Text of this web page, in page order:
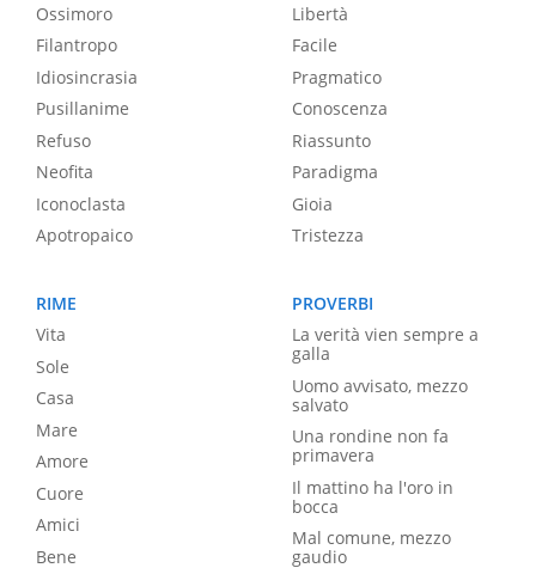
Ossimoro
Filantropo
Idiosincrasia
Pusillanime
Refuso
Neofita
Iconoclasta
Apotropaico
Libertà
Facile
Pragmatico
Conoscenza
Riassunto
Paradigma
Gioia
Tristezza
RIME
Vita
Sole
Casa
Mare
Amore
Cuore
Amici
Bene
PROVERBI
La verità vien sempre a
galla
Uomo avvisato, mezzo
salvato
Una rondine non fa
primavera
Il mattino ha l'oro in
bocca
Mal comune, mezzo
gaudio